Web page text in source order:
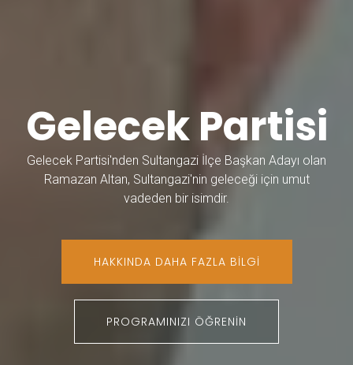
Gelecek Partisi
Gelecek Partisi'nden Sultangazi İlçe Başkan Adayı olan
Ramazan Altan, Sultangazi'nin geleceği için umut
vadeden bir isimdir.
HAKKINDA DAHA FAZLA BILGI
PROGRAMINIZI ÖĞRENIN